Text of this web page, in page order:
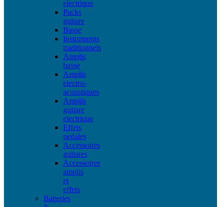
electrique
Packs
guitare
Basse
Instruments
traditionnels
Amplis
basse
Amplis
electro-
acoustiques
Amplis
guitare
electrique
Effets
pedales
Accessoires
guitares
Accessoires
amplis
et
effets
Batteries